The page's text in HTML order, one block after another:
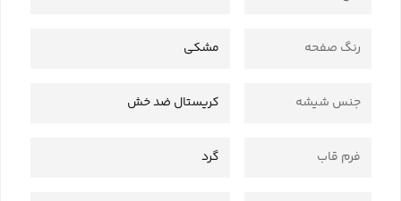
رنگ صفحه مشکی
جنس شیشه کریستال ضد خش
فرم قاب گرد